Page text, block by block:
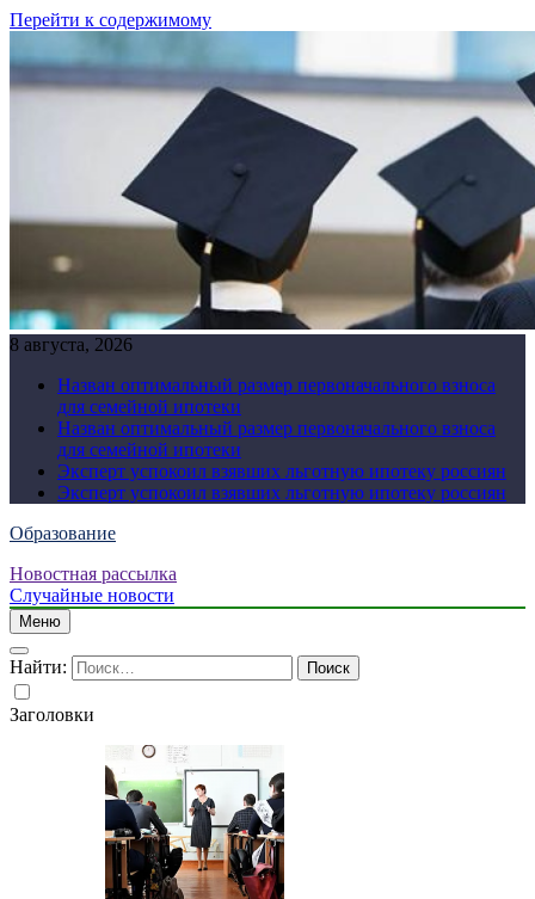
Перейти к содержимому
8 августа, 2026
Назван оптимальный размер первоначального взноса
для семейной ипотеки
Назван оптимальный размер первоначального взноса
для семейной ипотеки
Эксперт успокоил взявших льготную ипотеку россиян
Эксперт успокоил взявших льготную ипотеку россиян
Образование
Новостная рассылка
Случайные новости
Меню
Найти:
Заголовки